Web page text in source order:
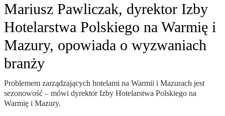
Mariusz Pawliczak, dyrektor Izby
Hotelarstwa Polskiego na Warmię i
Mazury, opowiada o wyzwaniach
branży
Problemem zarządzających hotelami na Warmii i Mazurach jest
sezonowość – mówi dyrektor Izby Hotelarstwa Polskiego na
Warmię i Mazury.